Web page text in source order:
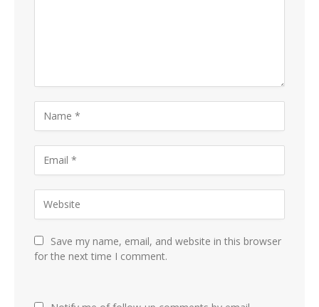
Save my name, email, and website in this browser
for the next time I comment.